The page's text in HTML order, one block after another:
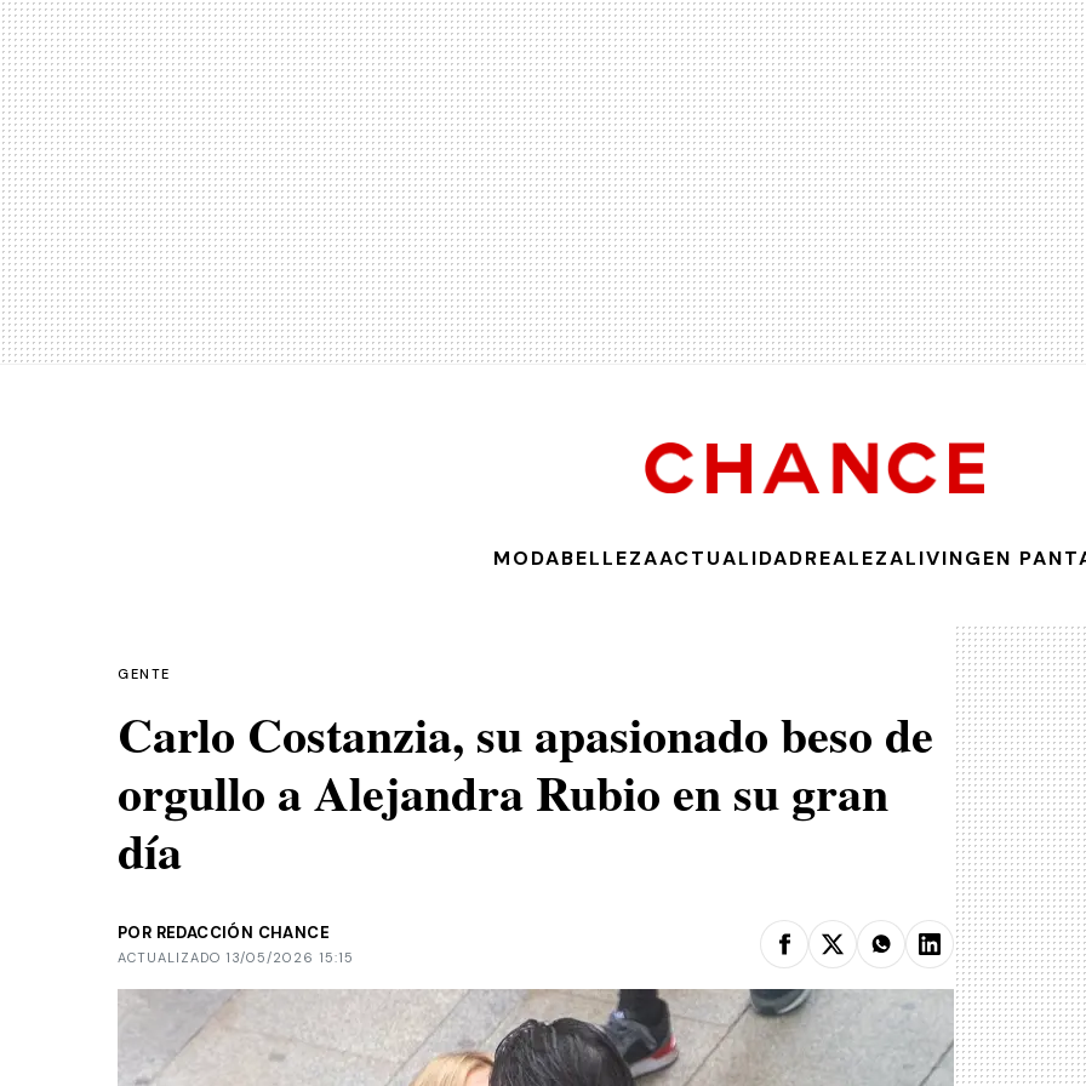
MODABELLEZAACTUALIDADREALEZALIVINGEN
GENTE
Carlo Costanzia, su apasionado beso de
orgullo a Alejandra Rubio en su gran
día
POR REDACCIÓN CHANCE
ACTUALIZADO 13/05/2026 15:15